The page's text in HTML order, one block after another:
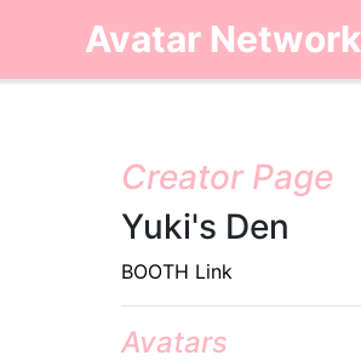
Avatar Network
Creator Page
Yuki's Den
BOOTH Link
Avatars